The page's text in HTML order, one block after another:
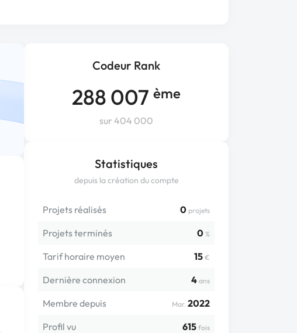
Codeur Rank
288 007 ème
sur 404 000
Statistiques
depuis la création du compte
Projets réalisés 0 projets
Projets terminés 0 %
Tarif horaire moyen 15 €
Dernière connexion 4 ans
Membre depuis Mar. 2022
Profil vu
615 fois